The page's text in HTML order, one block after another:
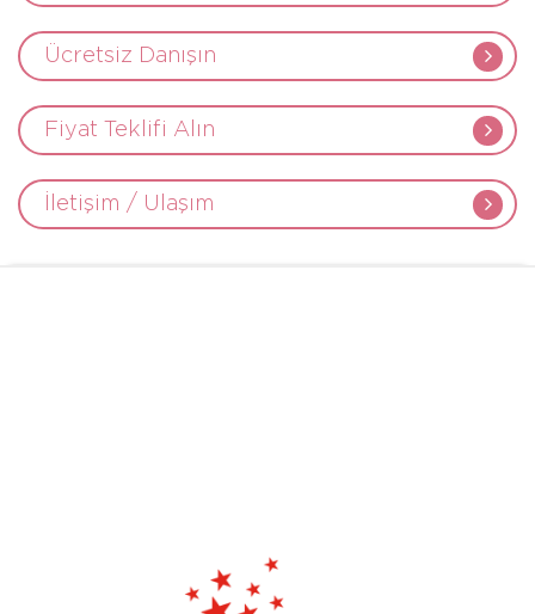
Ücretsiz Danışın
Fiyat Teklifi Alın
İletişim / Ulaşım